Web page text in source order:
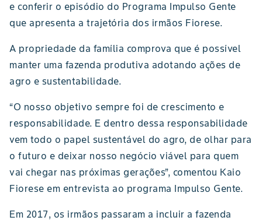
e conferir o episódio do Programa Impulso Gente
que apresenta a trajetória dos irmãos Fiorese.
A propriedade da família comprova que é possível
manter uma fazenda produtiva adotando ações de
agro e sustentabilidade.
“O nosso objetivo sempre foi de crescimento e
responsabilidade. E dentro dessa responsabilidade
vem todo o papel sustentável do agro, de olhar para
o futuro e deixar nosso negócio viável para quem
vai chegar nas próximas gerações”, comentou Kaio
Fiorese em entrevista ao programa Impulso Gente.
Em 2017, os irmãos passaram a incluir a fazenda